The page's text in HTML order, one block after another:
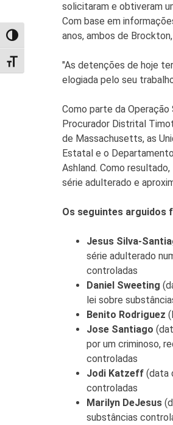
TOGGLE HIGH CONTRAST
TOGGLE FONT SIZE
solicitaram e obtiveram
Com base em
anos, ambos de
"As detenções de hoje
elogiada pelo seu
Como parte da
Procurador Distrital
de Massachusetts, as
Estatal e o
Ashland. Como
série adulterado e
Os seguintes arguidos
Jesus Silva-
série adulterado
controladas
Daniel Sweeting
lei sobre
Benito Rodriguez
Jose Santiago
por um criminoso,
controladas
Jodi Katzeff (data
controladas
Marilyn DeJesus
substâncias